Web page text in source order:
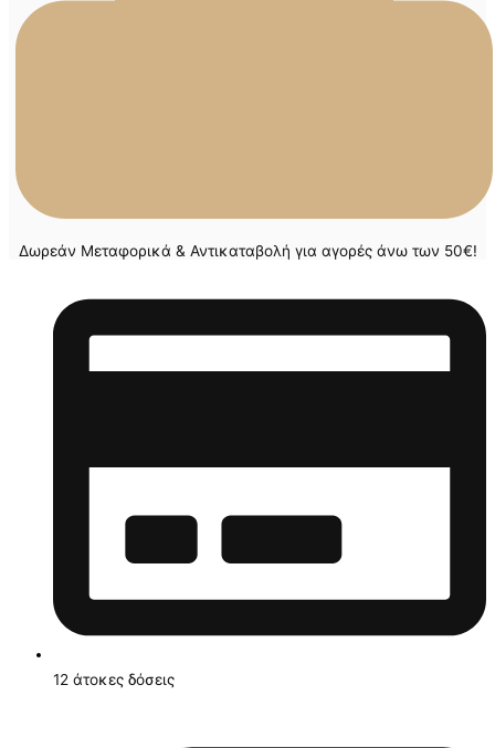
Δωρεάν Μεταφορικά & Αντικαταβολή για αγορές άνω των 50€!
12 άτοκες δόσεις